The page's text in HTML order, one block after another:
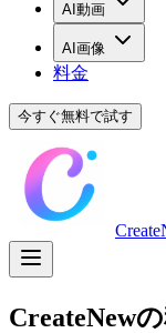
AI動画
AI画像
料金
今すぐ無料で試す
CreateNew